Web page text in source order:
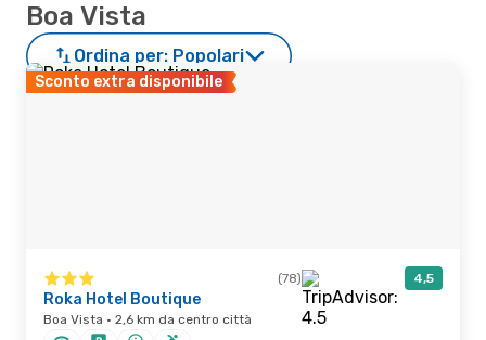
Boa Vista
Ordina per: Popolari
Sconto extra disponibile
(78) 4,5
Roka Hotel Boutique
Boa Vista · 2,6 km da centro città